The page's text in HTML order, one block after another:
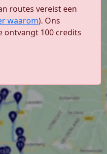
routes vereist een
waarom). Ons
ontvangt 100 credits